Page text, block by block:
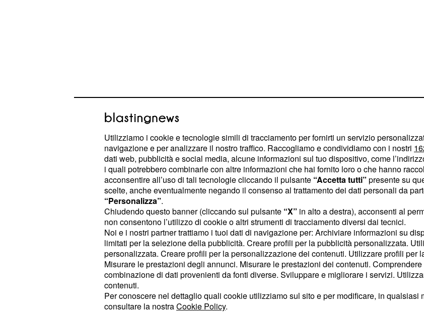
Ad essere particolarmente delusi sono coloro che
speravano di poter vedere a breve anche lapresentazione
del nuovo Macbook Pro, slittata invece a data da
destinarsi (sebbene ora si parli di una presentazione
specifica schedulata entro la fine del prossimo autunno).
Fatta questa premessa sulla data di uscitadei futuriprodotti,
torniamo ad occuparci diiPhone 7per vedereinsieme quali
sono le possibilità novità in arrivo con il nuovosmartphone.
Apple iPhone 7 e Plus, ecco le
ultime novità
Utilizziamo i cookie e tecnologie simili di tracciamento per fornirti un servizio
navigazione e per analizzare il nostro traffico. Raccogliamo e condividiamo con i nostri
dati web, pubblicità e social media, alcune informazioni sul tuo dispositivo, come
i quali potrebbero combinarle con altre informazioni che hai fornito loro o che hanno
acconsentire all’uso di tali tecnologie cliccando il pulsante “Accetta tutti” presente su
scelte, anche eventualmente negando il consenso al trattamento dei dati personali da
“Personalizza”.
Chiudendo questo banner (cliccando sul pulsante “X” in alto a destra), acconsenti al
non consentono l’utilizzo di cookie o altri strumenti di tracciamento diversi dai tecnici.
Noi e i nostri partner trattiamo i tuoi dati di navigazione per: Archiviare informazioni su
limitati per la selezione della pubblicità. Creare profili per la pubblicità personalizzata.
personalizzata. Creare profili per la personalizzazione dei contenuti. Utilizzare profili per
Misurare le prestazioni degli annunci. Misurare le prestazioni dei contenuti.
combinazione di dati provenienti da fonti diverse. Sviluppare e migliorare i servizi.
contenuti.
Per conoscere nel dettaglio quali cookie utilizziamo sul sito e per modificare, in qualsiasi
consultare la nostraCookie Policy.